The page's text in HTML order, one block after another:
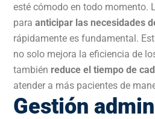
esté cómodo en todo momento.
para anticipar las necesidades
rápidamente es fundamental.
no solo mejora la eficiencia de
también reduce el tiempo de
atender a más pacientes de
Gestión